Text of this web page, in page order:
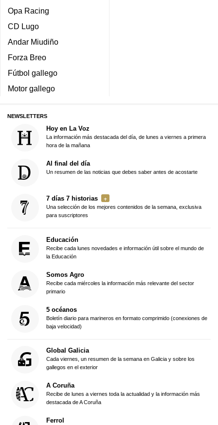
Opa Racing
CD Lugo
Andar Miudiño
Forza Breo
Fútbol gallego
Motor gallego
NEWSLETTERS
Hoy en La Voz
La información más destacada del día, de lunes a viernes a primera
hora de la mañana
Al final del día
Un resumen de las noticias que debes saber antes de acostarte
7 días 7 historias
Una selección de los mejores contenidos de la semana, exclusiva
para suscriptores
Educación
Recibe cada lunes novedades e información útil sobre el mundo de
la Educación
Somos Agro
Recibe cada miércoles la información más relevante del sector
primario
5 océanos
Boletín diario para marineros en formato comprimido (conexiones de
baja velocidad)
Global Galicia
Cada viernes, un resumen de la semana en Galicia y sobre los
gallegos en el exterior
A Coruña
Recibe de lunes a viernes toda la actualidad y la información más
destacada de A Coruña
Ferrol